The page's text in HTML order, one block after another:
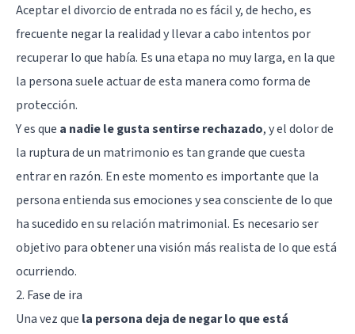
Aceptar el divorcio de entrada no es fácil y, de hecho, es
frecuente negar la realidad y llevar a cabo intentos por
recuperar lo que había. Es una etapa no muy larga, en la que
la persona suele actuar de esta manera como forma de
protección.
Y es que a nadie le gusta sentirse rechazado, y el dolor de
la ruptura de un matrimonio es tan grande que cuesta
entrar en razón. En este momento es importante que la
persona entienda sus emociones y sea consciente de lo que
ha sucedido en su relación matrimonial. Es necesario ser
objetivo para obtener una visión más realista de lo que está
ocurriendo.
2. Fase de ira
Una vez que la persona deja de negar lo que está